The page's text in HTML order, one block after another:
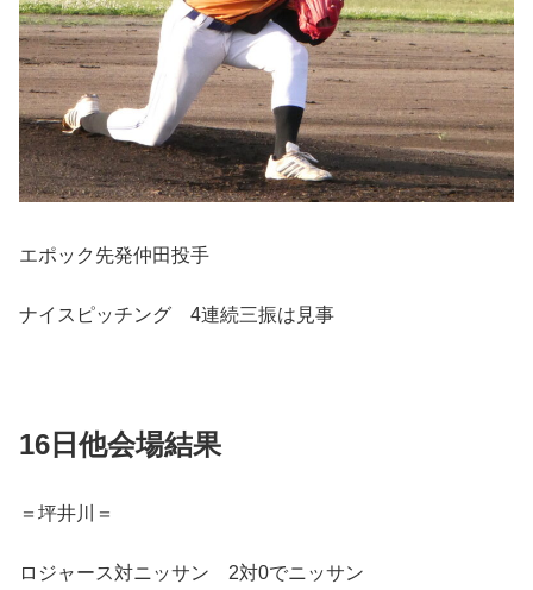
エポック先発仲田投手
ナイスピッチング 4連続三振は見事
16日他会場結果
＝坪井川＝
ロジャース対ニッサン 2対0でニッサン